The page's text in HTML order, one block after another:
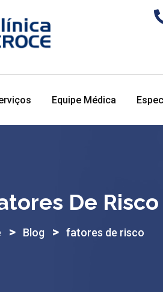
Equipe Médica
De Risco
> Blog > fatores de risco